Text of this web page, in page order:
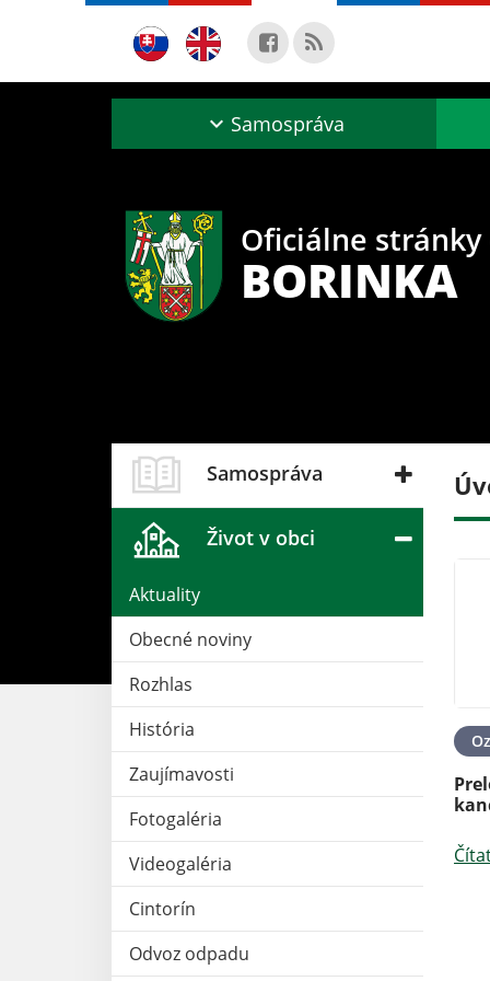
Samospráva
Oficiálne stránky
BORINKA
Samospráva
Život v obci
Aktuality
Obecné noviny
Rozhlas
História
Zaujímavosti
Fotogaléria
Videogaléria
Cintorín
Odvoz odpadu
12. SEP 2024
VÝSTRAHY
Darujme Lukášovi šancu na
zotavenie
Čítať ďalej